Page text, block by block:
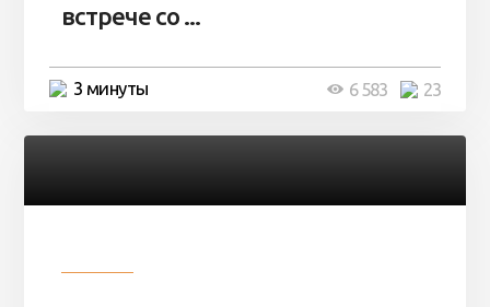
встрече со ...
3 минуты 23
6 583